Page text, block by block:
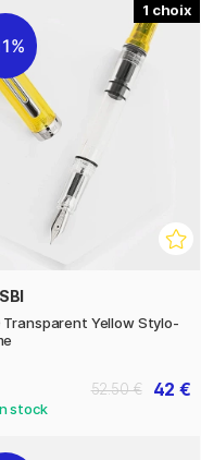
1
Transparent Yellow Stylo-
42 €
52.50 €